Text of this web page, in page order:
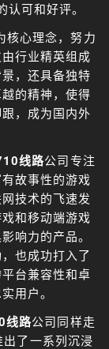
可和好评。
核心理念，努力
行业精英组成
，还具备独特
的精神，使得
，成为国内外
线路公司专注
故事性的游戏
技术的飞速发
和移动端游戏
响力的产品。
也成功打入了
台兼容性和卓
用户。
线路公司同样走
了一系列沉浸